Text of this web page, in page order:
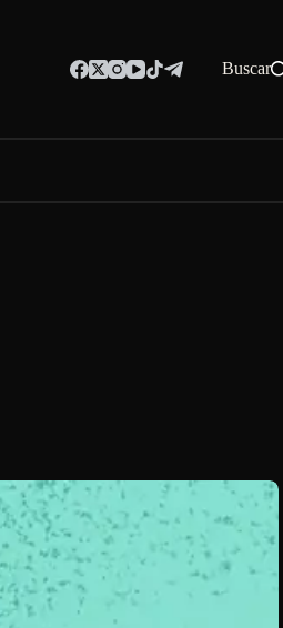
Buscar